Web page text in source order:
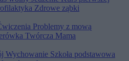
Zdrowe ząbki
Problemy z mową
Twórcza Mama
Wychowanie Szkoła podstawowa